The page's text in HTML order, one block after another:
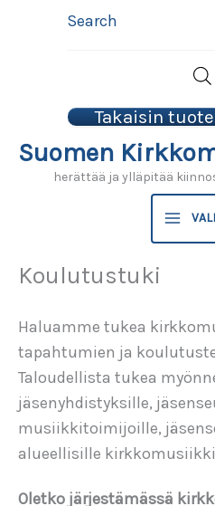
Search
Takaisin
Suomen
herättää ja ylläpitää
Koulutustuki
Haluamme tukea
tapahtumien ja
Taloudellista tukea
jäsenyhdistyksille,
musiikkitoimijoille,
alueellisille
Oletko järjestämässä